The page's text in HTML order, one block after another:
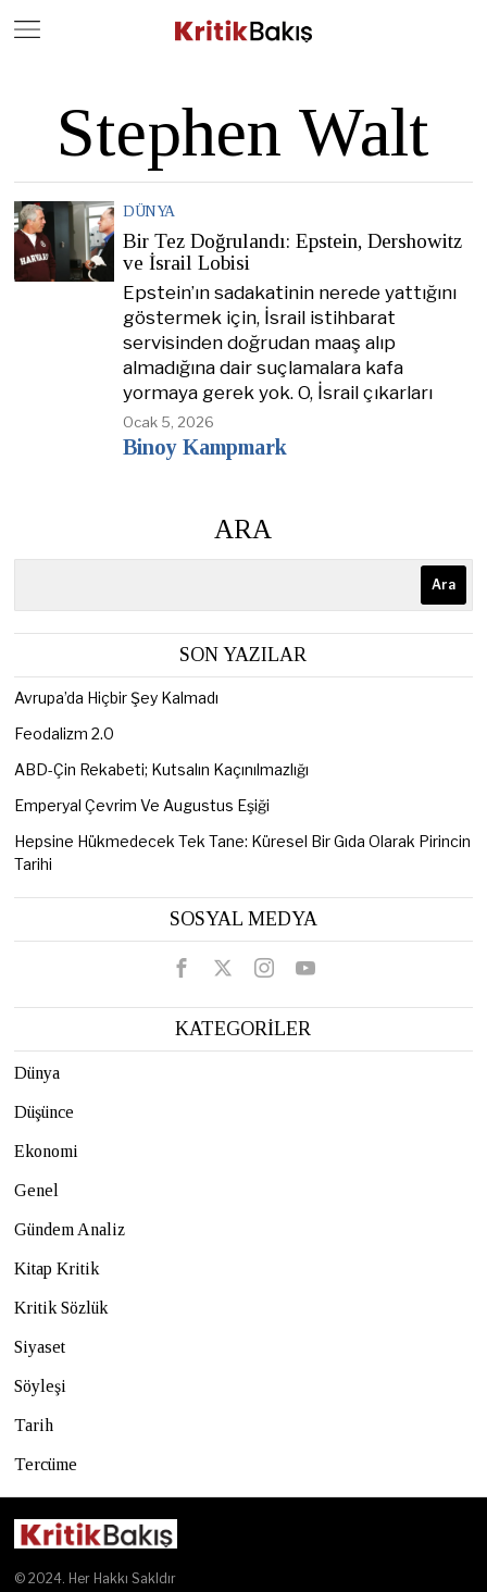
Stephen Walt
DÜNYA
Bir Tez Doğrulandı: Epstein, Dershowitz
ve İsrail Lobisi
Epstein’ın sadakatinin nerede yattığını
göstermek için, İsrail istihbarat
servisinden doğrudan maaş alıp
almadığına dair suçlamalara kafa
yormaya gerek yok. O, İsrail çıkarları
Ocak 5, 2026
Binoy Kampmark
ARA
Ara
SON YAZILAR
Avrupa’da Hiçbir Şey Kalmadı
Feodalizm 2.0
ABD-Çin Rekabeti; Kutsalın Kaçınılmazlığı
Emperyal Çevrim Ve Augustus Eşiği
Hepsine Hükmedecek Tek Tane: Küresel Bir Gıda Olarak Pirincin
Tarihi
SOSYAL MEDYA
KATEGORİLER
Dünya
Düşünce
Ekonomi
Genel
Gündem Analiz
Kitap Kritik
Kritik Sözlük
Siyaset
Söyleşi
Tarih
Tercüme
© 2024. Her Hakkı Sakldır